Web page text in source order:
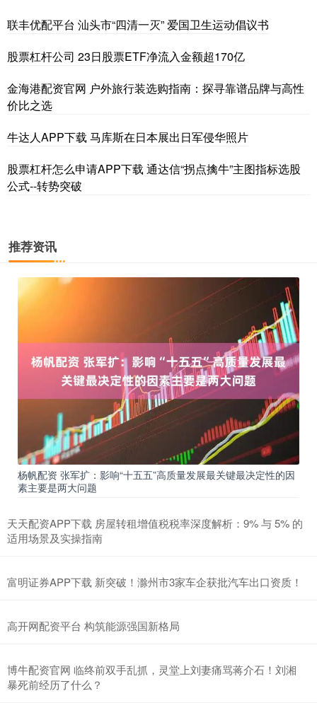
联丰优配平台 汕头市“四清一灭” 爱国卫生运动倡议书
股票杠杆公司 23日股票ETF净流入金额超170亿
金海港配资官网 户外旅行装选购指南：探寻靠谱品牌与高性
价比之选
牛达人APP下载 马库斯在日本展出日军侵华照片
股票杠杆怎么申请APP下载 通达信“拐点擒牛”主图指标选股
公式--转势突破
推荐资讯
杨帆配资 张军扩：影响“十五五”高质量发展最关键最决定性的因
素主要是两大问题
天天配资APP下载 房屋转租增值税税率深度解析：9% 与 5% 的
适用场景及实操指南
富明证券APP下载 新突破！滁州市3家车企获批汽车出口资质！
高开网配资平台 构筑能源强国新格局
博牛配资官网 临终前双手乱抓，灵堂上刘妻痛骂蒋介石！刘湘
暴死前经历了什么？